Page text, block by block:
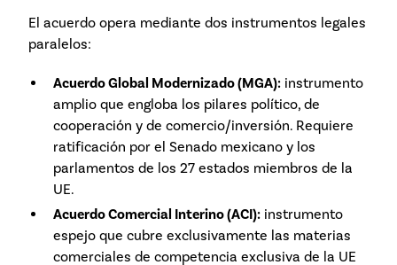
El acuerdo opera mediante dos instrumentos legales
paralelos:
Acuerdo Global Modernizado (MGA): instrumento
amplio que engloba los pilares político, de
cooperación y de comercio/inversión. Requiere
ratificación por el Senado mexicano y los
parlamentos de los 27 estados miembros de la
UE.
Acuerdo Comercial Interino (ACI): instrumento
espejo que cubre exclusivamente las materias
comerciales de competencia exclusiva de la UE